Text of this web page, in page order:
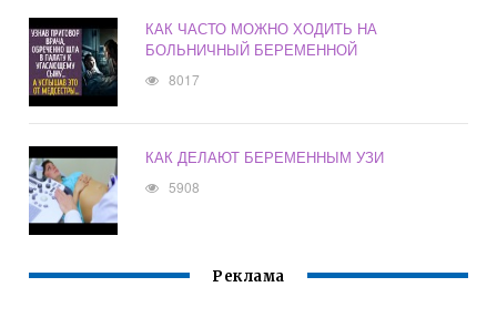
КАК ЧАСТО МОЖНО ХОДИТЬ НА
БОЛЬНИЧНЫЙ БЕРЕМЕННОЙ
8017
КАК ДЕЛАЮТ БЕРЕМЕННЫМ УЗИ
5908
Реклама